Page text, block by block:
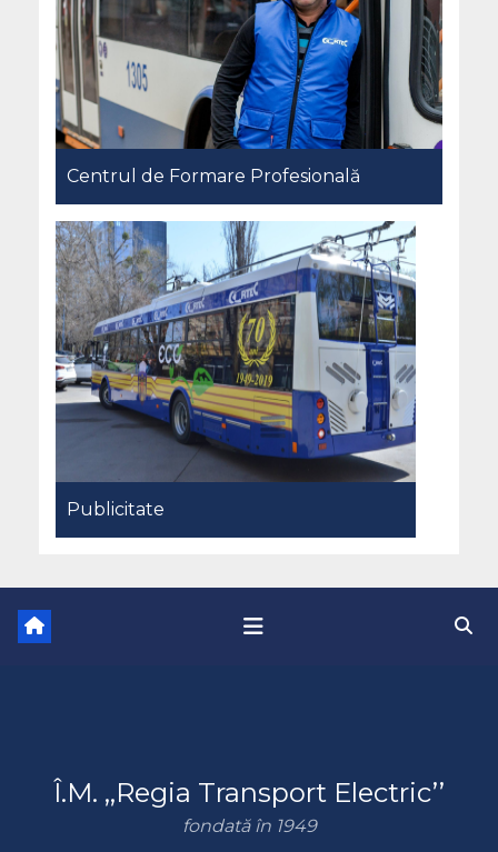
Centrul de Formare Profesională
Publicitate
Î.M. ,,Regia Transport Electric’’
fondată în 1949